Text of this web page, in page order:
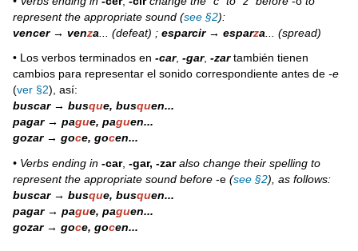
represent the appropriate sound (see §2):
vencer → venza ... (defeat) ;esparcir → esparza ... (spread)
• Los verbos terminados en-car,-gar,-zartambién tienen
cambios para representar el sonido correspondiente antes de-e
(ver §2), así:
buscar → busque, busquen...
pagar → pague, paguen...
gozar → goce, gocen...
• Verbs ending in-car,-gar, -zaralso change their spelling to
represent the appropriate sound before-e (see §2), as follows:
buscar → busque, busquen...
pagar → pague, paguen...
gozar → goce, gocen...